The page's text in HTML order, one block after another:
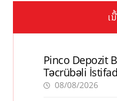
ເ
Pinco Depozit
Təcrübəli
08/08/2026